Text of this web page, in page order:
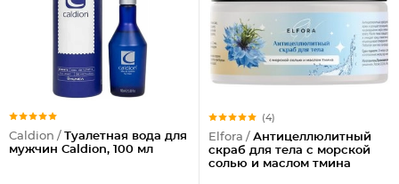
Caldion / Туалетная вода для
мужчин Caldion, 100 мл
(4)
Elfora / Антицеллюлитный
скраб для тела с морской
солью и маслом тмина